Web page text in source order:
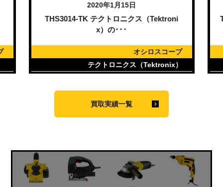
2020年1月15日
THS3014-TK テクトロニクス（Tektroni
x）の･･･
オシロスコープ
テクトロニクス（Tektronix）
買取実績一覧